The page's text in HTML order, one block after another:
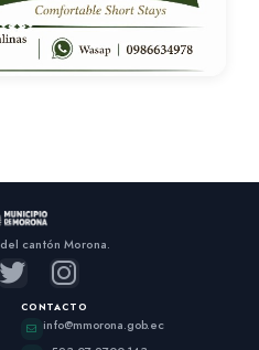
cantón Morona.
CONTACTO
info@mmorona.gob.ec